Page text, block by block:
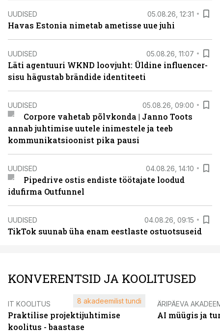
UUDISED 05.08.26, 12:31
Havas Estonia nimetab ametisse uue juhi
UUDISED 05.08.26, 11:07
Läti agentuuri WKND loovjuht: Üldine influencer-
sisu hägustab brändide identiteeti
UUDISED 05.08.26, 09:00
Corpore vahetab põlvkonda | Janno Toots
annab juhtimise uutele inimestele ja teeb
kommunikatsioonist pika pausi
UUDISED 04.08.26, 14:10
Pipedrive ostis endiste töötajate loodud
idufirma Outfunnel
UUDISED 04.08.26, 09:15
TikTok suunab üha enam eestlaste ostuotsuseid
KONVERENTSID JA KOOLITUSED
IT KOOLITUS
Praktilise projektijuhtimise
koolitus - baastase
8 akadeemilist tundi ÄRIPÄEVA
AI müügis ja